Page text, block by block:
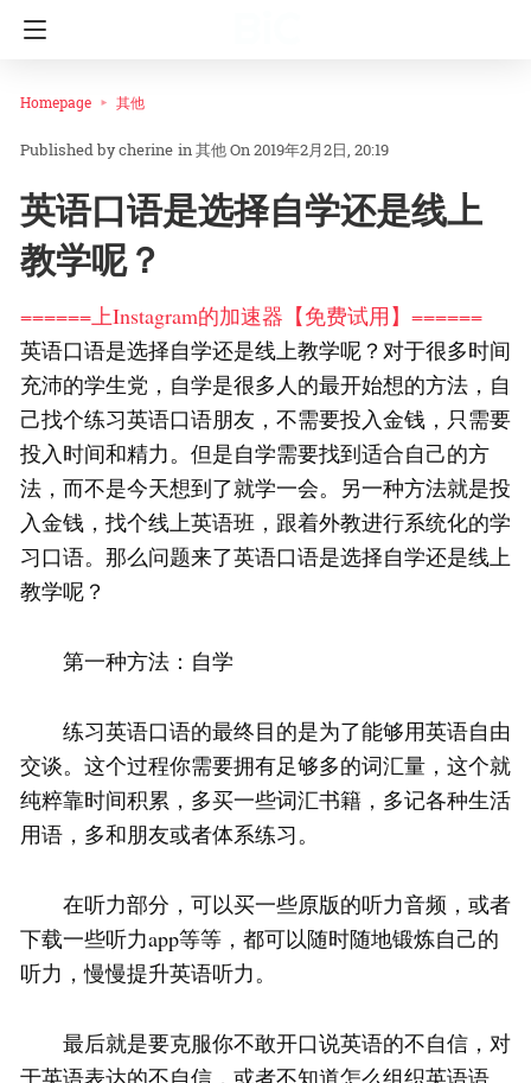
Homepage 其他
cherine in其他On 2019年2月2日, 20:19
英语口语是选择自学还是线上
教学呢？
======上Instagram的加速器【免费试用】======
英语口语是选择自学还是线上教学呢？对于很多时间
充沛的学生党，自学是很多人的最开始想的方法，自
己找个练习英语口语朋友，不需要投入金钱，只需要
投入时间和精力。但是自学需要找到适合自己的方
法，而不是今天想到了就学一会。另一种方法就是投
入金钱，找个线上英语班，跟着外教进行系统化的学
习口语。那么问题来了英语口语是选择自学还是线上
教学呢？
第一种方法：自学
练习英语口语的最终目的是为了能够用英语自由
交谈。这个过程你需要拥有足够多的词汇量，这个就
纯粹靠时间积累，多买一些词汇书籍，多记各种生活
用语，多和朋友或者体系练习。
在听力部分，可以买一些原版的听力音频，或者
下载一些听力app等等，都可以随时随地锻炼自己的
听力，慢慢提升英语听力。
最后就是要克服你不敢开口说英语的不自信，对